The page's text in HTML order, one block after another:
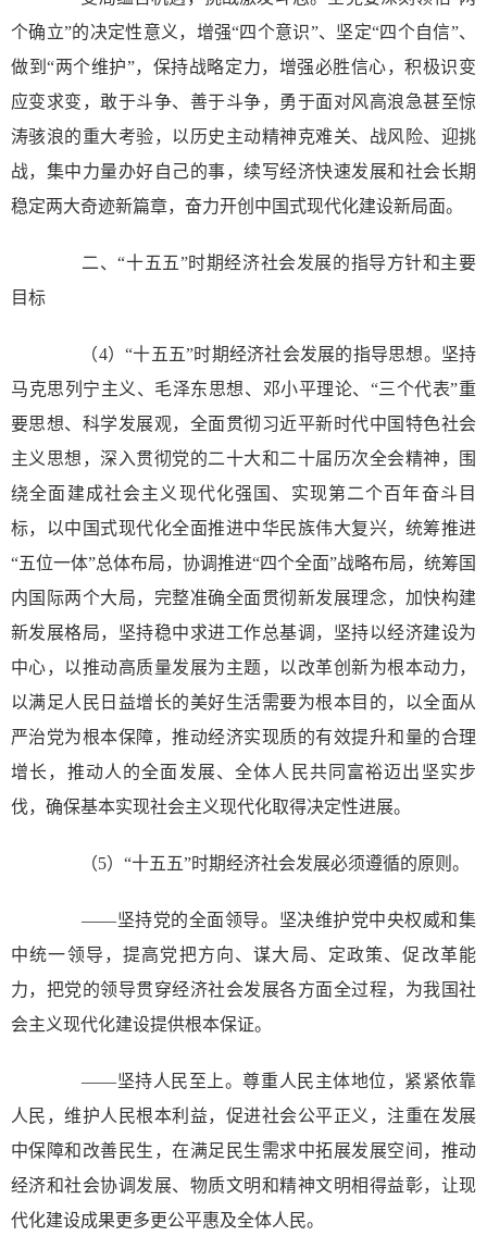
个确立”的决定性意义，增强“四个意识”、坚定“四个自信”、
做到“两个维护”，保持战略定力，增强必胜信心，积极识变
应变求变，敢于斗争、善于斗争，勇于面对风高浪急甚至惊
涛骇浪的重大考验，以历史主动精神克难关、战风险、迎挑
战，集中力量办好自己的事，续写经济快速发展和社会长期
稳定两大奇迹新篇章，奋力开创中国式现代化建设新局面。
二、“十五五”时期经济社会发展的指导方针和主要
目标
（4）“十五五”时期经济社会发展的指导思想。坚持
马克思列宁主义、毛泽东思想、邓小平理论、“三个代表”重
要思想、科学发展观，全面贯彻习近平新时代中国特色社会
主义思想，深入贯彻党的二十大和二十届历次全会精神，围
绕全面建成社会主义现代化强国、实现第二个百年奋斗目
标，以中国式现代化全面推进中华民族伟大复兴，统筹推进
“五位一体”总体布局，协调推进“四个全面”战略布局，统筹国
内国际两个大局，完整准确全面贯彻新发展理念，加快构建
新发展格局，坚持稳中求进工作总基调，坚持以经济建设为
中心，以推动高质量发展为主题，以改革创新为根本动力，
以满足人民日益增长的美好生活需要为根本目的，以全面从
严治党为根本保障，推动经济实现质的有效提升和量的合理
增长，推动人的全面发展、全体人民共同富裕迈出坚实步
伐，确保基本实现社会主义现代化取得决定性进展。
（5）“十五五”时期经济社会发展必须遵循的原则。
——坚持党的全面领导。坚决维护党中央权威和集
中统一领导，提高党把方向、谋大局、定政策、促改革能
力，把党的领导贯穿经济社会发展各方面全过程，为我国社
会主义现代化建设提供根本保证。
——坚持人民至上。尊重人民主体地位，紧紧依靠
人民，维护人民根本利益，促进社会公平正义，注重在发展
中保障和改善民生，在满足民生需求中拓展发展空间，推动
经济和社会协调发展、物质文明和精神文明相得益彰，让现
代化建设成果更多更公平惠及全体人民。